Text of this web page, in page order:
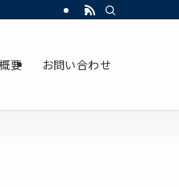
要 お問い合わせ